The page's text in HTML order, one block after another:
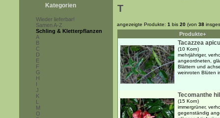
Kategorien
Wieder lieferbar!
Samen A-Z
Schling & Kletterpflanzen
A
B
C
D
E
F
G
H
I
J
K
L
M
O
T
angezeigte Produkte: 1 bis 20 (von 38
Produkte+
Tacazzea
(10 Korn)
mehrjähriger,
angeordneten,
Blättern und
weinroten Blüten
Tecomanthe
(15 Korn)
immergrüner,
gegenständig